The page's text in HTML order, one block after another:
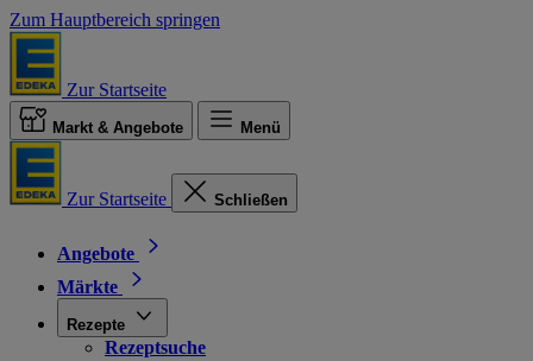
Zum Hauptbereich springen
Zur Startseite
Markt & Angebote Menü
Zur Startseite Schließen
Angebote
Märkte
Rezepte
Rezeptsuche